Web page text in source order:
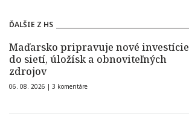
ĎALŠIE Z HS
Maďarsko pripravuje nové investície
do sietí, úložísk a obnoviteľných
zdrojov
06. 08. 2026 | 3 komentáre